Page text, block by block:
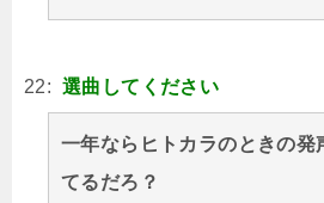
22: 選曲してください
一年ならヒトカラのときの発
てるだろ？